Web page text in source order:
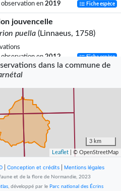
observation en 2019 Fiche espèce
jouvencelle
puella (Linnaeus, 1758)
en 2012 Fiche espèce
empereur (L')
Leach, 1815
observation en
déprimée (La)
depressaLinnaeus, 1758
(Le)
dans la commune de
3 km
Leaflet | © OpenStreetMap
Conception et crédits Mentions légales
et de la flore de Normandie, 2023
, développé par le Parc national des Écrins